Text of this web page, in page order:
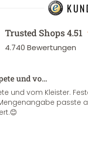
Trusted Shops4.51
4.740 Bewertungen
und vo…
und vom Kleister.
passte